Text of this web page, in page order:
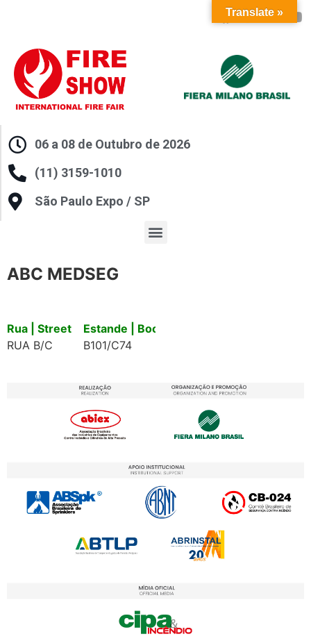
06 a 08 de Outubro de 2026
(11) 3159-1010
São Paulo Expo / SP
ABC MEDSEG
Rua | Street
RUA B/C
Estande | Booth
B101/C74
Translate »